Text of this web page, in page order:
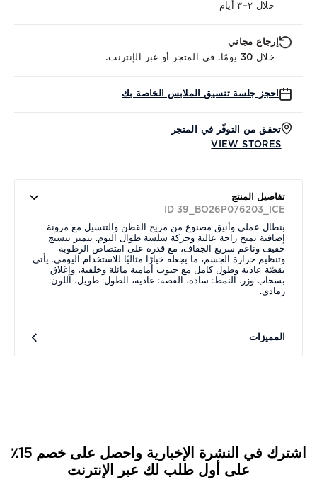
خلال ٢–٣ أيام
إرجاع مجاني
خلال 30 يومًا. في المتجر أو عبر الإنترنت.
احجز جلسة تنسيق الملابس الخاصة بك
تحقق من التوفّر في المتجر
VIEW STORES
تفاصيل المنتج
ID 39_BO26P076203_ICE
بنطال عملي وأنيق مصنوع من مزيج القطن والتنسيل مع مرونة
إضافية تمنح راحة عالية وحركة سلسة طوال اليوم. يتميز بنسيج
خفيف وناعم سريع الجفاف، مع قدرة على امتصاص الرطوبة
وتنظيم حرارة الجسم، ما يجعله خيارًا مثاليًا للاستخدام اليومي. يأتي
بقصّة عادية وطول كامل مع جيوب أمامية مائلة وخلفية، وإغلاق
بسحاب وزر. النمط: سادة، القصة: عادية، الطول: طويل، اللون:
رمادي.
المميزات
اشترك في النشرة الإخبارية واحصل على خصم 15٪
على أول طلب لك عبر الإنترنت